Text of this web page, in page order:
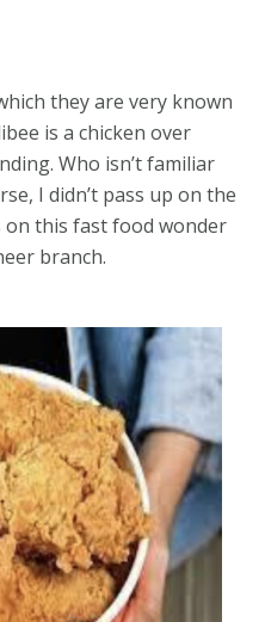
they are very known
is a chicken over
Who isn’t familiar
I didn’t pass up on the
on this fast food wonder
branch.